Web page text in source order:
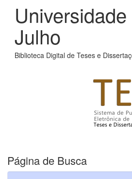
Julho
Biblioteca Digital de Teses e
Página de Busca